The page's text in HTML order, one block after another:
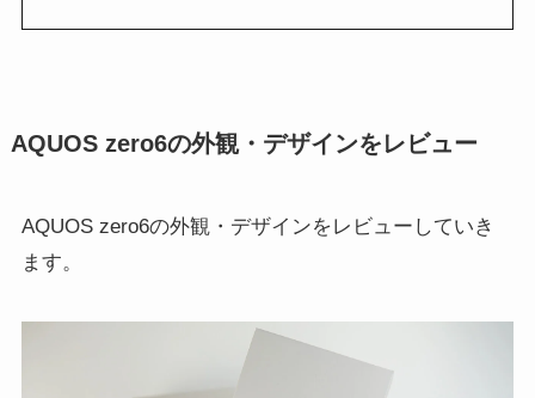
AQUOS zero6の外観・デザインをレビュー
AQUOS zero6の外観・デザインをレビューしていき
ます。